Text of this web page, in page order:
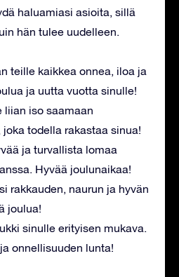
haluamiasi asioita, sillä
hän tulee uudelleen.
teille kaikkea onnea, iloa ja
ja uutta vuotta sinulle!
liian iso saamaan
todella rakastaa sinua!
ja turvallista lomaa
Hyvää joulunaikaa!
rakkauden, naurun ja hyvän
joulua!
sinulle erityisen mukava.
onnellisuuden lunta!